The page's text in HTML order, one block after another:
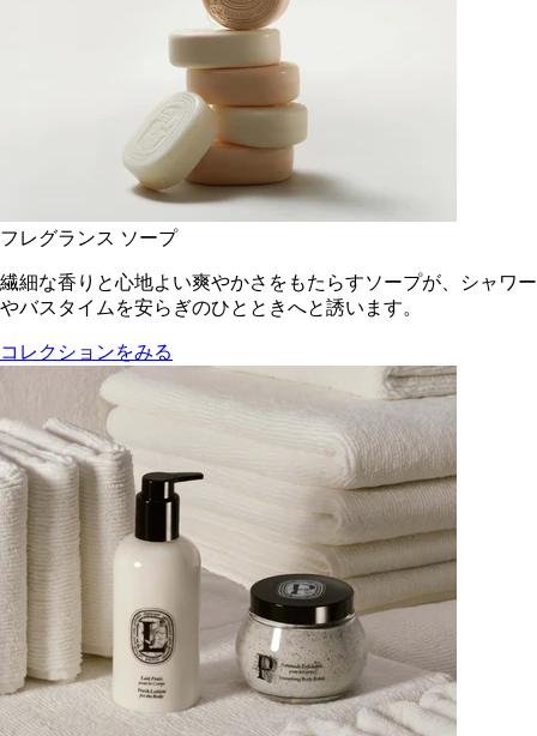
フレグランス ソープ
繊細な香りと心地よい爽やかさをもたらすソープが、シャワー
やバスタイムを安らぎのひとときへと誘います。
コレクションをみる